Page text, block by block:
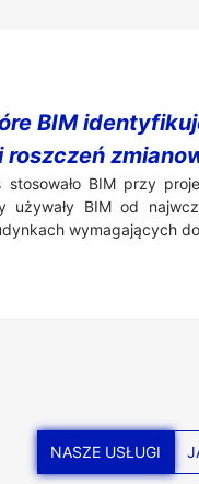
BIM
roszczeń
stosowało BIM przy
używały BIM od
wymagających
NASZE USŁUGI